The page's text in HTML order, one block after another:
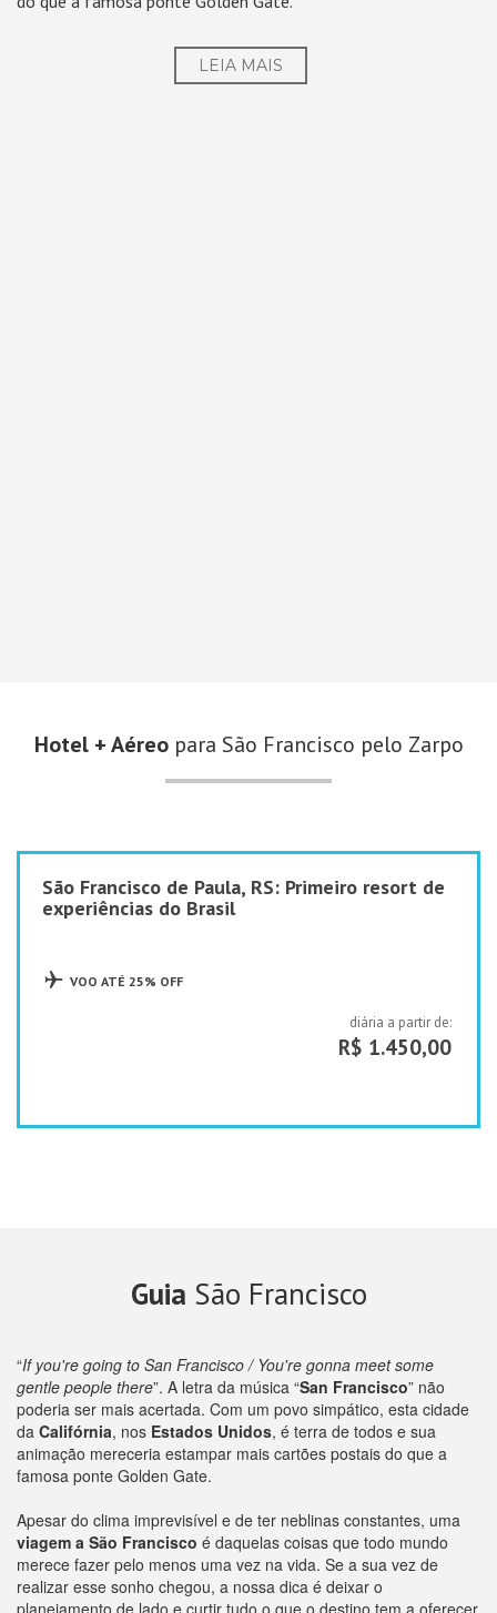
LEIA MAIS
Hotel + Aéreopara São Francisco pelo Zarpo
São Francisco de Paula, RS: Primeiro resort de
experiências do Brasil
VOO ATÉ 25% OFF
diária a partir de:
R$ 1.450,00
Guia São Francisco
“If you're going to San Francisco / You're gonna meet some
gentle people there”. A letra da música “San Francisco” não
poderia ser mais acertada. Com um povo simpático, esta cidade
da Califórnia, nos Estados Unidos, é terra de todos e sua
animação mereceria estampar mais cartões postais do que a
famosa ponte Golden Gate.
Apesar do clima imprevisível e de ter neblinas constantes, uma
viagem a São Francisco é daquelas coisas que todo mundo
merece fazer pelo menos uma vez na vida. Se a sua vez de
realizar esse sonho chegou, a nossa dica é deixar o
planejamento de lado e curtir tudo o que o destino tem a oferecer